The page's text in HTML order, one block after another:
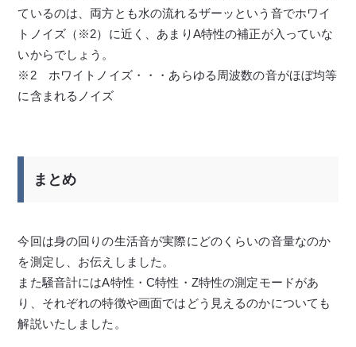
ているのは、両方とも水の流れるザーッという音でホワイ
トノイズ（※2）に近く、あまりA特性の補正が入っていな
いからでしょう。
※2 ホワイトノイズ・・・あらゆる周波数の音がほぼ均等
に含まれるノイズ
まとめ
今回は身の回りの生活音が実際にどのくらいの音量なのか
を測定し、お伝えしました。
また騒音計にはA特性・C特性・Z特性の測定モードがあ
り、それぞれの特徴や画面ではどう見えるのかについても
解説いたしました。